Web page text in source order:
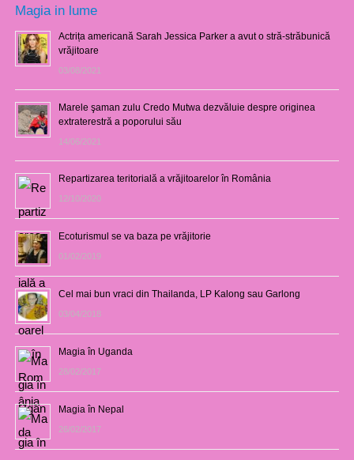
Magia in lume
Actrița americană Sarah Jessica Parker a avut o stră-străbunică
vrăjitoare
03/08/2021
Marele şaman zulu Credo Mutwa dezvăluie despre originea
extraterestră a poporului său
14/06/2021
Repartizarea teritorială a vrăjitoarelor în România
12/10/2020
Ecoturismul se va baza pe vrăjitorie
01/02/2019
Cel mai bun vraci din Thailanda, LP Kalong sau Garlong
03/04/2018
Magia în Uganda
28/02/2017
Magia în Nepal
26/02/2017